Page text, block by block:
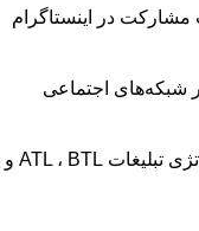
معنا و تفاوت استراتژی تبلیغات ATL ، BTL و